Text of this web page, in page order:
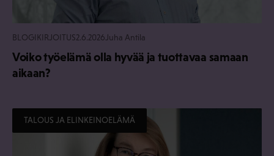
BLOGIKIRJOITUS2.6.2026 Juha Antila
Voiko työelämä olla hyvää ja tuottavaa samaan
aikaan?
TALOUS JA ELINKEINOELÄMÄ